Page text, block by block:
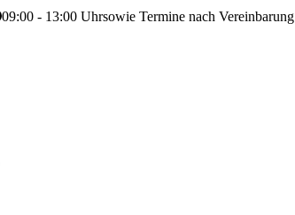
09:00 - 13:00 Uhrsowie Termine nach Vereinbarung